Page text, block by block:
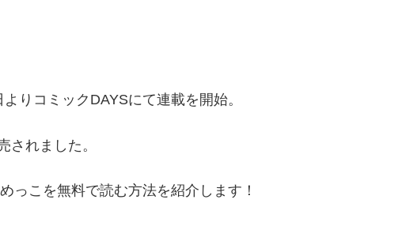
りコミックDAYSにて連載を開始。
されました。
っこを無料で読む方法を紹介します！